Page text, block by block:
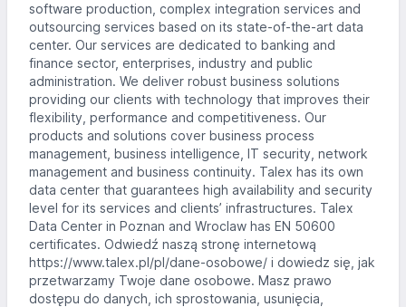
software production, complex integration services and
outsourcing services based on its state-of-the-art data
center. Our services are dedicated to banking and
finance sector, enterprises, industry and public
administration. We deliver robust business solutions
providing our clients with technology that improves their
flexibility, performance and competitiveness. Our
products and solutions cover business process
management, business intelligence, IT security, network
management and business continuity. Talex has its own
data center that guarantees high availability and security
level for its services and clients’ infrastructures. Talex
Data Center in Poznan and Wroclaw has EN 50600
certificates. Odwiedź naszą stronę internetową
https://www.talex.pl/pl/dane-osobowe/ i dowiedz się, jak
przetwarzamy Twoje dane osobowe. Masz prawo
dostępu do danych, ich sprostowania, usunięcia,